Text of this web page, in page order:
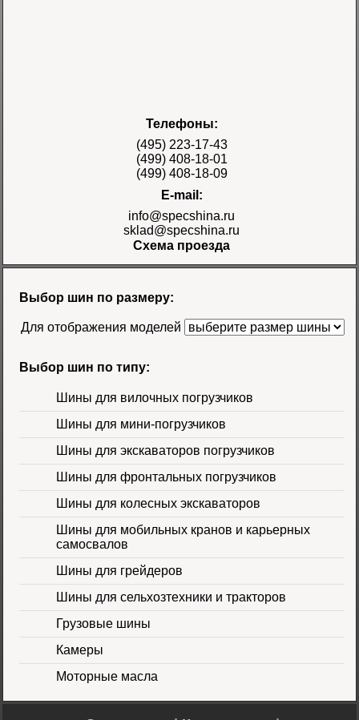
E-3/L-3 TT Naaats
Цена 48000 руб.
58500 руб.
Шина 16.9-30
14PR TL Galaxy
Цена 60000 руб.
Шина 16.9-24 16PR
IND-80 OzkaЦена
46000 руб.
Телефоны:
(495) 223-17-43
(499) 408-18-01
(499) 408-18-09
E-mail:
info@specshina.ru
sklad@specshina.ru
Схема проезда
Выбор шин по размеру:
Для отображения моделей
Выбор шин по типу:
Шины для вилочных погрузчиков
Шины для мини-погрузчиков
Шины для экскаваторов погрузчиков
Шины для фронтальных погрузчиков
Шины для колесных экскаваторов
Шины для мобильных кранов и карьерных
самосвалов
Шины для грейдеров
Шины для сельхозтехники и тракторов
Грузовые шины
Камеры
Моторные масла